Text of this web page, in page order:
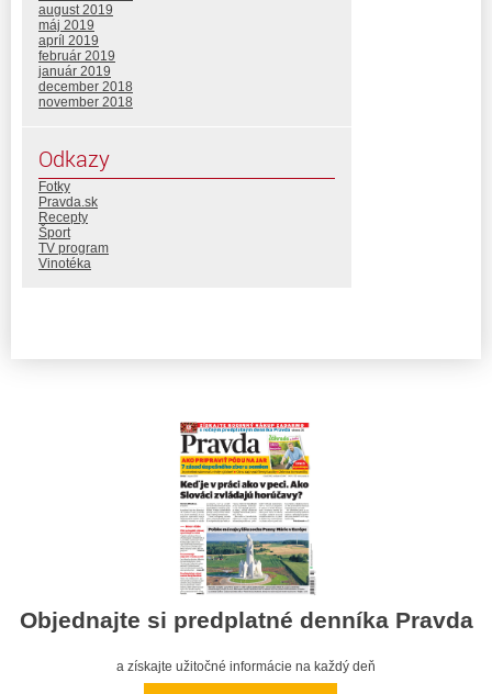
august 2019
máj 2019
apríl 2019
február 2019
január 2019
december 2018
november 2018
Odkazy
Fotky
Pravda.sk
Recepty
Šport
TV program
Vinotéka
Objednajte si predplatné denníka Pravda
a získajte užitočné informácie na každý deň